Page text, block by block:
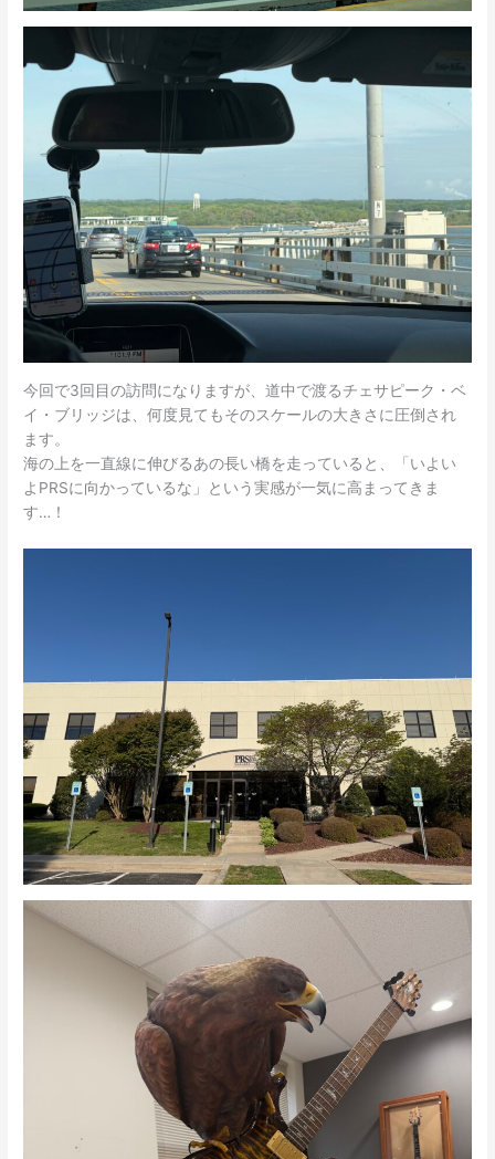
今回で3回目の訪問になりますが、道中で渡るチェサピーク・ベ
イ・ブリッジは、何度見てもそのスケールの大きさに圧倒され
ます。
海の上を一直線に伸びるあの長い橋を走っていると、「いよい
よPRSに向かっているな」という実感が一気に高まってきま
す…！